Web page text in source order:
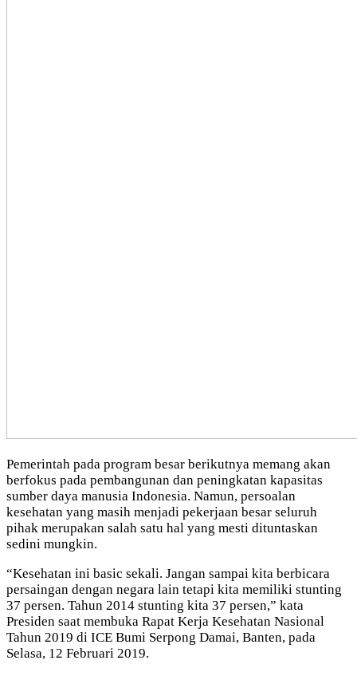
Pemerintah pada program besar berikutnya memang akan
berfokus pada pembangunan dan peningkatan kapasitas
sumber daya manusia Indonesia. Namun, persoalan
kesehatan yang masih menjadi pekerjaan besar seluruh
pihak merupakan salah satu hal yang mesti dituntaskan
sedini mungkin.
“Kesehatan ini basic sekali. Jangan sampai kita berbicara
persaingan dengan negara lain tetapi kita memiliki stunting
37 persen. Tahun 2014 stunting kita 37 persen,” kata
Presiden saat membuka Rapat Kerja Kesehatan Nasional
Tahun 2019 di ICE Bumi Serpong Damai, Banten, pada
Selasa, 12 Februari 2019.